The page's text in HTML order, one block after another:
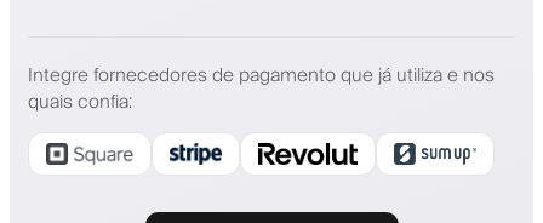
Integre fornecedores de pagamento que já utiliza e nos
quais confia: